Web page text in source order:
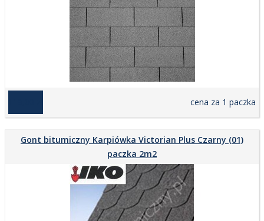
cena za 1 paczka
Gont bitumiczny Karpiówka Victorian Plus Czarny (01)
paczka 2m2